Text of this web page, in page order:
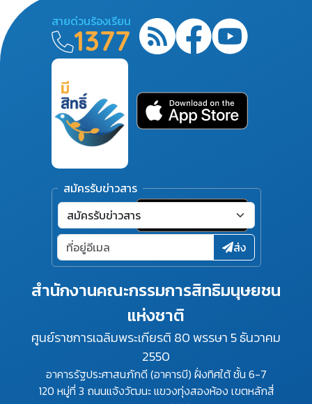
สำนักงานคณะกรรมการสิทธิมนุษยชน
แห่งชาติ
ศูนย์ราชการเฉลิมพระเกียรติ 80 พรรษา 5 ธันวาคม
2550
อาคารรัฐประศาสนภักดี (อาคารบี) ฝั่งทิศใต้ ชั้น 6-7
120 หมู่ที่ 3 ถนนแจ้งวัฒนะ แขวงทุ่งสองห้อง เขตหลักสี่
สายด่วนร้องเรียน
1377
สมัครรับข่าวสาร
ส่ง